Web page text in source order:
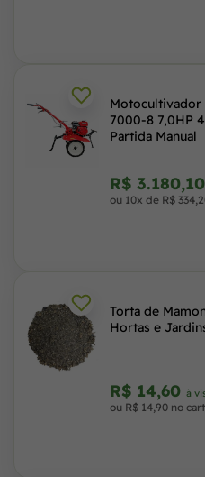
Motocultivador
7000-8 7,0HP
Partida Manual
R$ 3.180,10
ou 10x de R$
Torta de
Hortas e
R$ 14,60 à
ou R$ 14,90 no